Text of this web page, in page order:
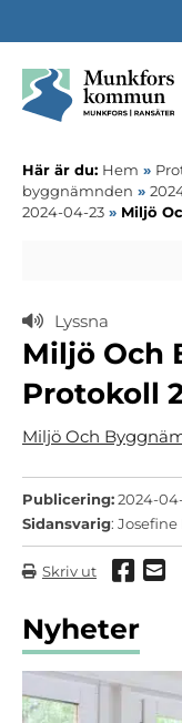
Här är du: Hem »
byggnämnden »
2024-04-23 » Miljö
Lyssna
Miljö Och
Protokoll
Miljö Och
Publicering:2024-
Sidansvarig: Josefine
Skriv ut
Nyheter